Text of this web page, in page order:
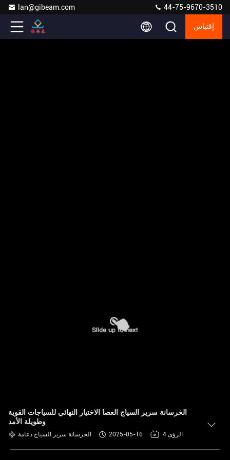
lan@gibeam.com 44-75-9670-3510
إقتباس
الخرسانة سرير السياج العصا الاختيار النهائي للسياجات القوية
وطويلة الأمد
الخرسانة سرير السياج دعامة 2025-05-16 4 الرؤى